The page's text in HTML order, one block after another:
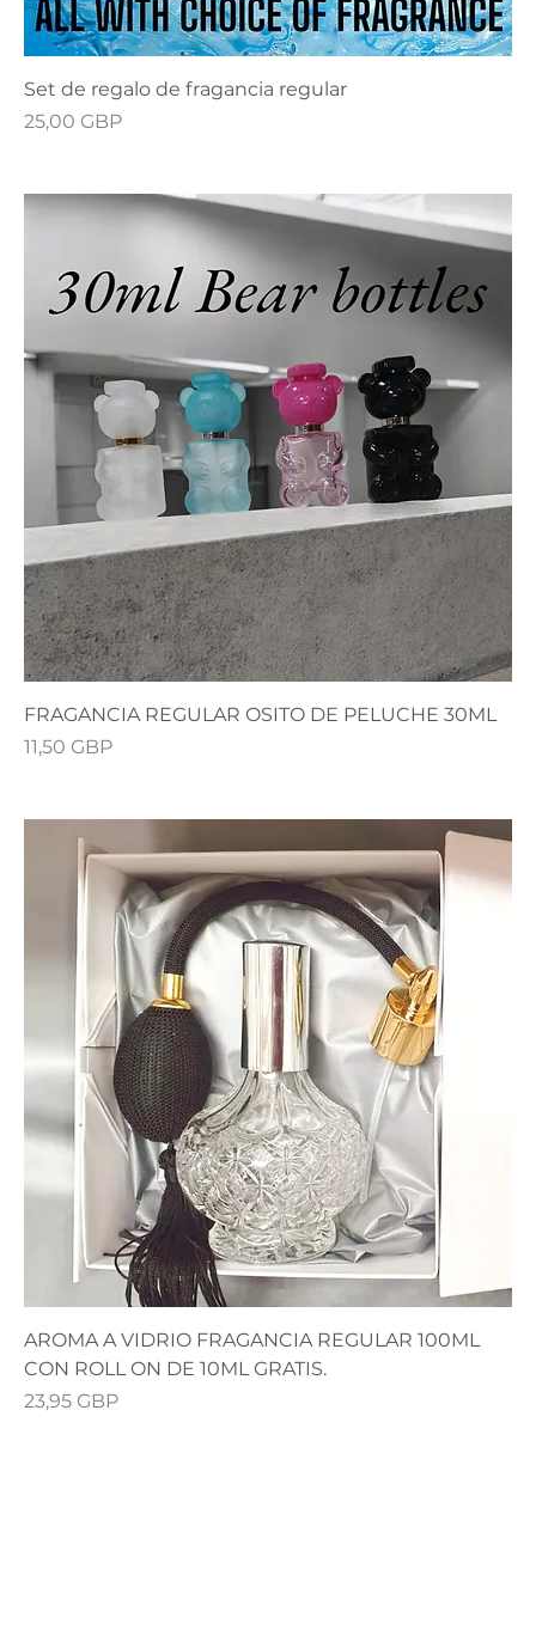
Set de regalo de fragancia regular
Precio
25,00 GBP
FRAGANCIA REGULAR OSITO DE PELUCHE 30ML
Precio
11,50 GBP
AROMA A VIDRIO FRAGANCIA REGULAR 100ML
CON ROLL ON DE 10ML GRATIS.
Precio
23,95 GBP